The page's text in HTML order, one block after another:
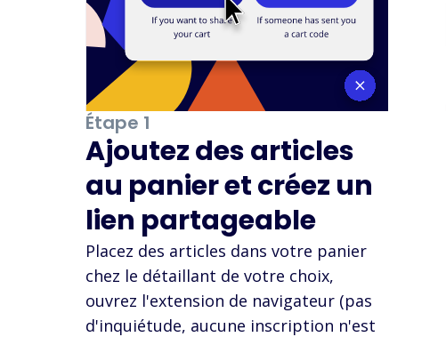
Étape 1
Ajoutez des articles
au panier et créez un
lien partageable
Placez des articles dans votre panier
chez le détaillant de votre choix,
ouvrez l'extension de navigateur (pas
d'inquiétude, aucune inscription n'est